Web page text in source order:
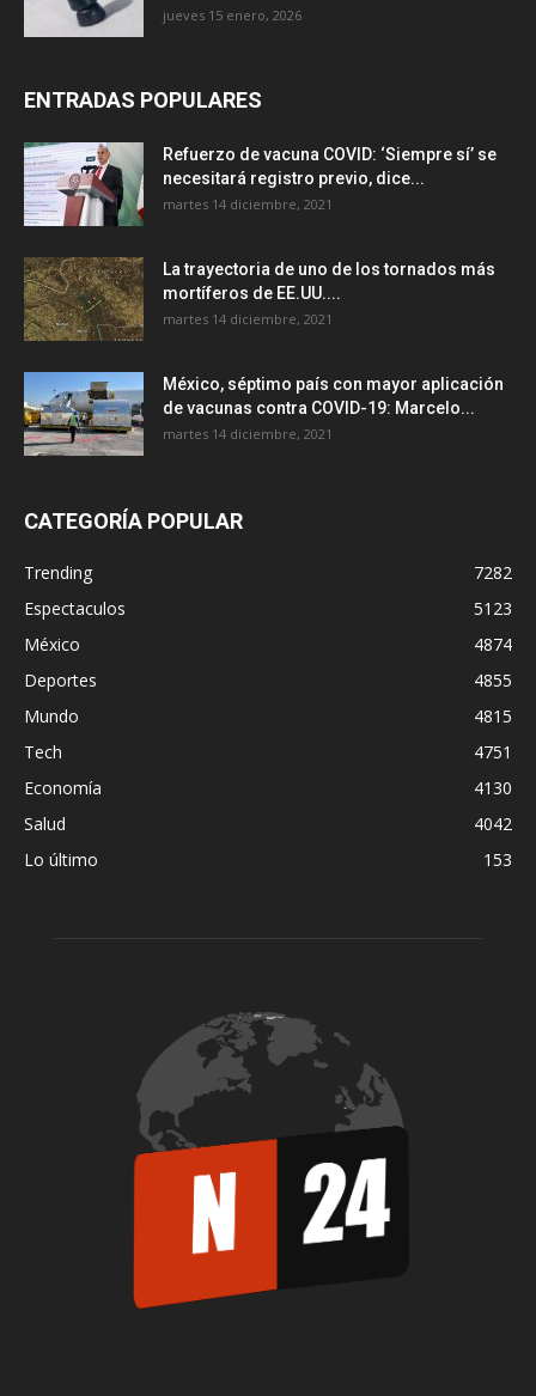
jueves 15 enero, 2026
ENTRADAS POPULARES
Refuerzo de vacuna COVID: ‘Siempre sí’ se
necesitará registro previo, dice...
martes 14 diciembre, 2021
La trayectoria de uno de los tornados más
mortíferos de EE.UU....
martes 14 diciembre, 2021
México, séptimo país con mayor aplicación
de vacunas contra COVID-19: Marcelo...
martes 14 diciembre, 2021
CATEGORÍA POPULAR
Trending
7282
Espectaculos
5123
México
4874
Deportes
4855
Mundo
4815
Tech
4751
Economía
4130
Salud
4042
Lo último
153